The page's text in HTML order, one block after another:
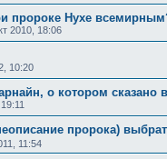
пророке Нухе
2010, 18:06
10:20
о котором сказано
пророка)
11:54